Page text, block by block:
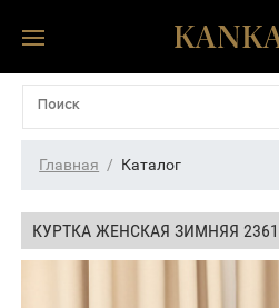
Главная Каталог
КУРТКА ЖЕНСКАЯ ЗИМНЯЯ